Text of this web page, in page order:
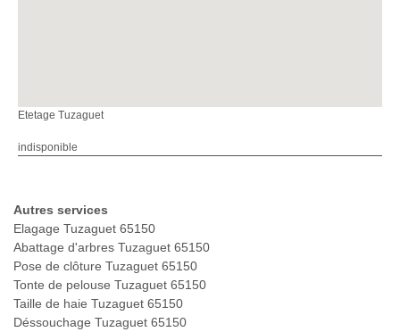
Etetage Tuzaguet
indisponible
Autres services
Elagage Tuzaguet 65150
Abattage d'arbres Tuzaguet 65150
Pose de clôture Tuzaguet 65150
Tonte de pelouse Tuzaguet 65150
Taille de haie Tuzaguet 65150
Déssouchage Tuzaguet 65150